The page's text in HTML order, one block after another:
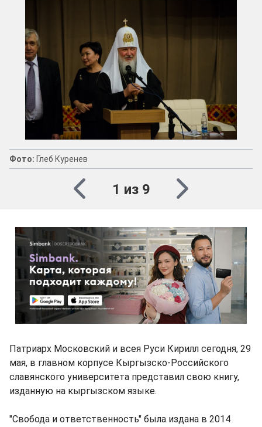
Фото: Глеб Куренев
1 из 9
Патриарх Московский и всея Руси Кирилл сегодня, 29
мая, в главном корпусе Кыргызско-Российского
славянского университета представил свою книгу,
изданную на кыргызском языке.
"Свобода и ответственность" была издана в 2014